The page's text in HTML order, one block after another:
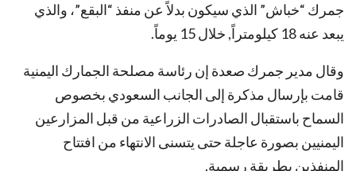
جمرك “خباش” الذي سيكون بدلاً عن منفذ “البقع”، والذي
يبعد عنه 18 كيلومتراً, خلال 15 يوماً.
وقال مدير جمرك صعدة إن رئاسة مصلحة الجمارك اليمنية
قامت بإرسال مذكرة إلى الجانب السعودي بخصوص
السماح باستقبال الصادرات الزراعية من قبل المزارعين
اليمنيين بصورة عاجلة حتى يتسنى الانتهاء من افتتاح
المنفذين بطريقة رسمية.